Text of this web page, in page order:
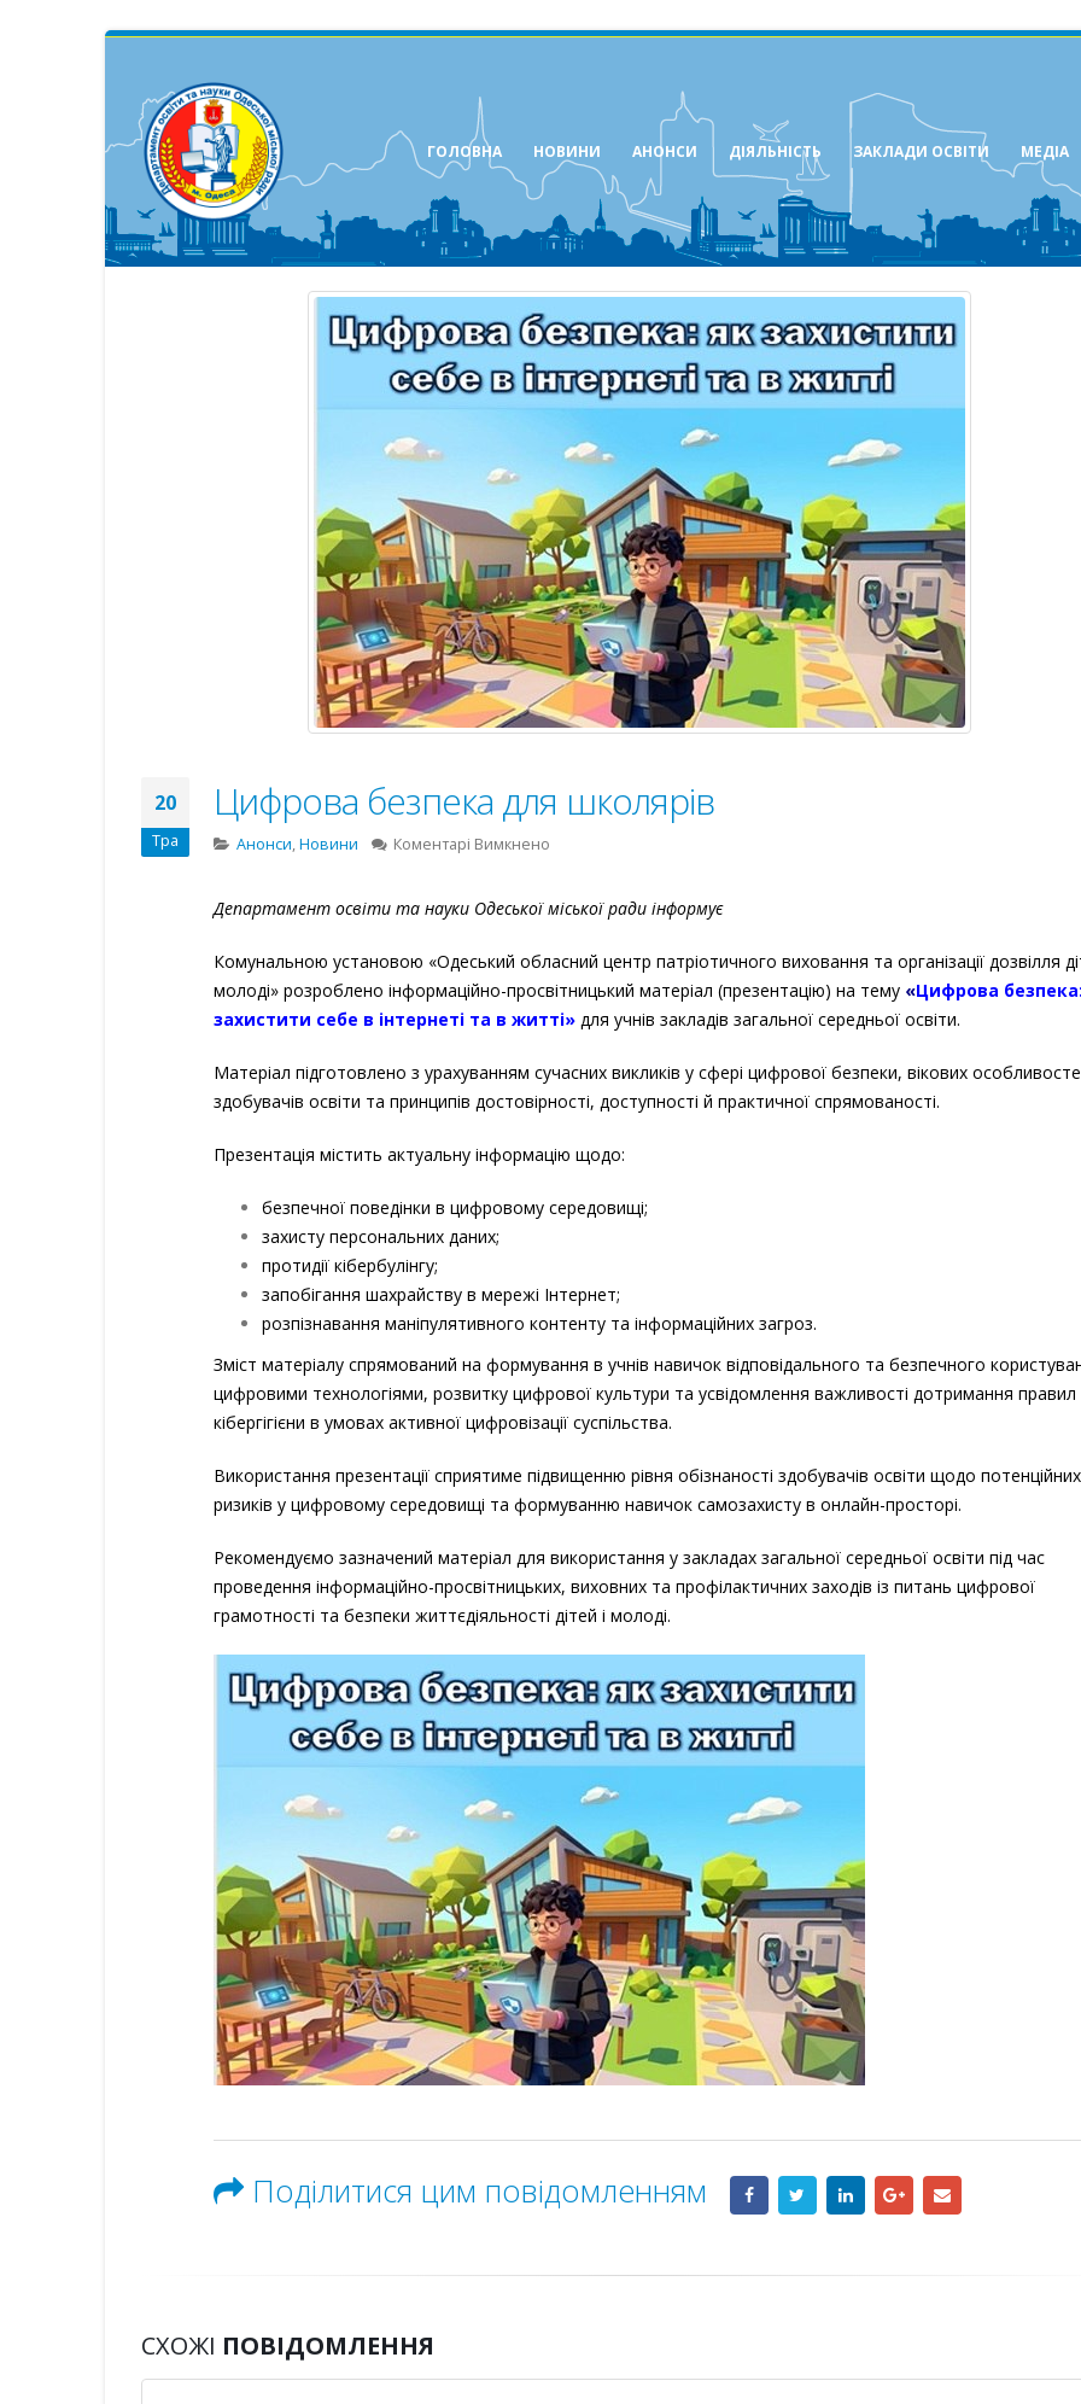
ГОЛОВНА НОВИНИ АНОНСИ ДІЯЛЬНІСТЬ ЗАКЛАДИ ОСВІТИ МЕДІА
20
Тра
Цифрова безпека для школярів
Анонси,Новини Коментарі Вимкнено
Департамент освіти та науки Одеської міської ради інформує
Комунальною установою «Одеський обласний центр патріотичного виховання та організації дозвілля
молоді» розроблено інформаційно-просвітницький матеріал (презентацію) на тему «Цифрова
захистити себе в інтернеті та в житті» для учнів закладів загальної середньої освіти.
Матеріал підготовлено з урахуванням сучасних викликів у сфері цифрової безпеки, вікових
здобувачів освіти та принципів достовірності, доступності й практичної спрямованості.
Презентація містить актуальну інформацію щодо:
безпечної поведінки в цифровому середовищі;
захисту персональних даних;
протидії кібербулінгу;
запобігання шахрайству в мережі Інтернет;
розпізнавання маніпулятивного контенту та інформаційних загроз.
Зміст матеріалу спрямований на формування в учнів навичок відповідального та безпечного
цифровими технологіями, розвитку цифрової культури та усвідомлення важливості дотримання правил
кібергігієни в умовах активної цифровізації суспільства.
Використання презентації сприятиме підвищенню рівня обізнаності здобувачів освіти щодо потенційних
ризиків у цифровому середовищі та формуванню навичок самозахисту в онлайн-просторі.
Рекомендуємо зазначений матеріал для використання у закладах загальної середньої освіти під час
проведення інформаційно-просвітницьких, виховних та профілактичних заходів із питань цифрової
грамотності та безпеки життєдіяльності дітей і молоді.
Поділитися цим повідомленням
СХОЖІ ПОВІДОМЛЕННЯ